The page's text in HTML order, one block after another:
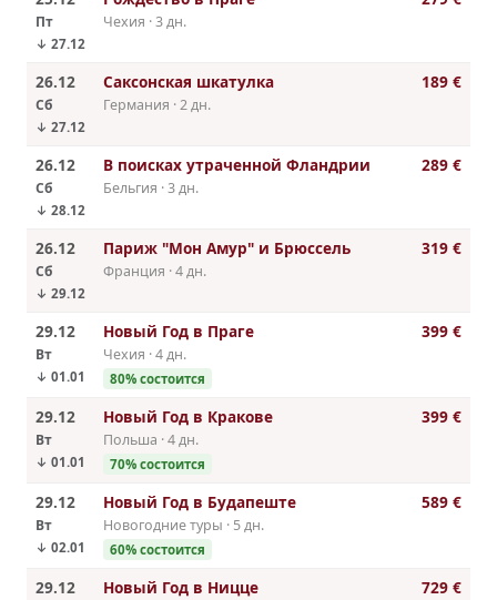
Пт
↓ 27.12
Чехия · 3 дн.
26.12
Сб
↓ 27.12
Саксонская шкатулка
Германия · 2 дн.
189 €
26.12
Сб
↓ 28.12
В поисках утраченной Фландрии
Бельгия · 3 дн.
289 €
26.12
Сб
↓ 29.12
Париж "Мон Амур" и Брюссель
Франция · 4 дн.
319 €
29.12
Вт
↓ 01.01
Новый Год в Праге
Чехия · 4 дн.
80% состоится
399 €
29.12
Вт
↓ 01.01
Новый Год в Кракове
Польша · 4 дн.
70% состоится
399 €
29.12
Вт
↓ 02.01
Новый Год в Будапеште
Новогодние туры · 5 дн.
60% состоится
589 €
29.12 Новый Год в Ницце 729 €